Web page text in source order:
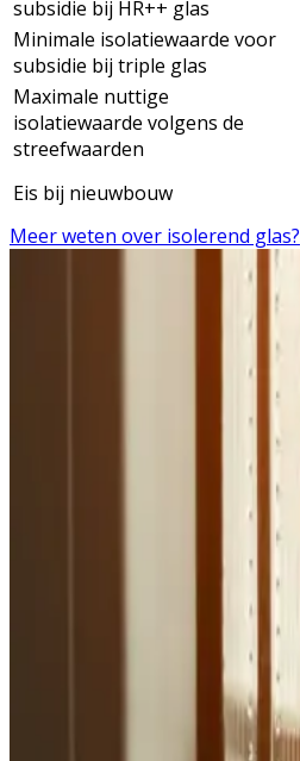
subsidie bij HR++ glas
Minimale isolatiewaarde voor
subsidie bij triple glas
Maximale nuttige
isolatiewaarde volgens de
streefwaarden
Eis bij nieuwbouw
Meer weten over isolerend glas?